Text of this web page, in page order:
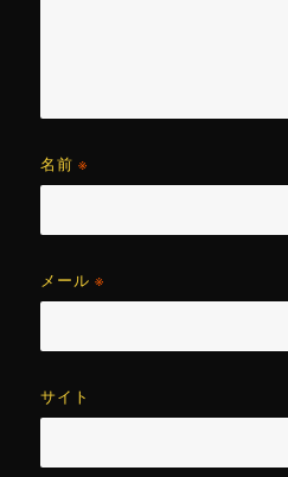
名前※
メール※
サイト